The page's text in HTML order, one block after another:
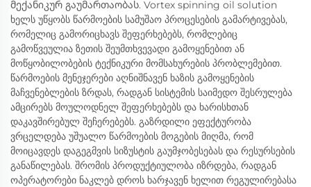
მექანიკურ გაუმართაობას. Vortex spinning oil solution
ხელს უწყობს წარმოების სამუშაო პროცესების გამარტივებას,
რომელიც გამორიცხავს შეფერხებებს, რომლებიც
გამოწვეულია ზეთის შეუმთხვევადი გამოყენებით ან
მოწყობილობების ტექნიკური მომსახურების პრობლემებით.
წარმოების მენეჯერები აღნიშნავენ ხაზის გამოყენების
მაჩვენებლების ზრდას, რადგან სისტემის საიმედო შესრულება
ამცირებს მოულოდნელ შეფერხებებს და ხარისხთან
დაკავშირებულ შეჩერებებს. გაზრდილი ეფექტურობა
ვრცელდება უშუალო წარმოების მოგების მიღმა, რომ
მოიცავდეს დაგეგმვის სიზუსტის გაუმჯობესებას და რესურსების
განაწილებას. შრომის პროდუქტიულობა იზრდება, რადგან
ოპერატორები ნაკლებ დროს ხარჯავენ ხელით რეგულირებასა